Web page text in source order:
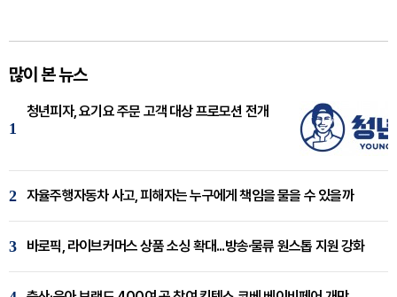
많이 본 뉴스
1
청년피자, 요기요 주문 고객 대상 프로모션 전개
2 자율주행자동차 사고, 피해자는 누구에게 책임을 물을 수 있을까
3 바로픽, 라이브커머스 상품 소싱 확대...방송·물류 원스톱 지원 강화